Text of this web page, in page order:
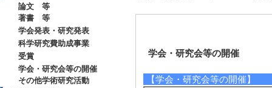
論文 等
著書 等
学会発表・研究発表
科学研究費助成事業
受賞
学会・研究会等の開催
その他学術研究活動
学会・研究会等の開催
【学会・研究会等の開催】